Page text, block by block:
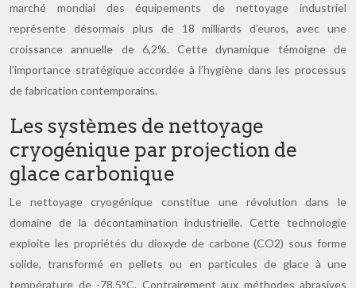
marché mondial des équipements de nettoyage industriel
représente désormais plus de 18 milliards d’euros, avec une
croissance annuelle de 6,2%. Cette dynamique témoigne de
l’importance stratégique accordée à l’hygiène dans les processus
de fabrication contemporains.
Les systèmes de nettoyage
cryogénique par projection de
glace carbonique
Le nettoyage cryogénique constitue une révolution dans le
domaine de la décontamination industrielle. Cette technologie
exploite les propriétés du dioxyde de carbone (CO2) sous forme
solide, transformé en pellets ou en particules de glace à une
température de -78,5°C. Contrairement aux méthodes abrasives